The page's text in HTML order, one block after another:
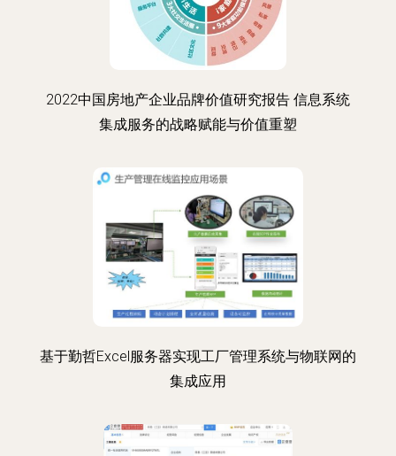
2022中国房地产企业品牌价值研究报告 信息系统
集成服务的战略赋能与价值重塑
基于勤哲Excel服务器实现工厂管理系统与物联网的
集成应用